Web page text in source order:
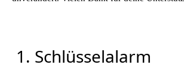
1. Schlüsselalarm